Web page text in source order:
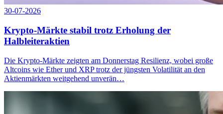
30-07-2026
Krypto-Märkte stabil trotz Erholung der
Halbleiteraktien
Die Krypto-Märkte zeigten am Donnerstag Resilienz, wobei große
Altcoins wie Ether und XRP trotz der jüngsten Volatilität an den
Aktienmärkten weitgehend unverän…